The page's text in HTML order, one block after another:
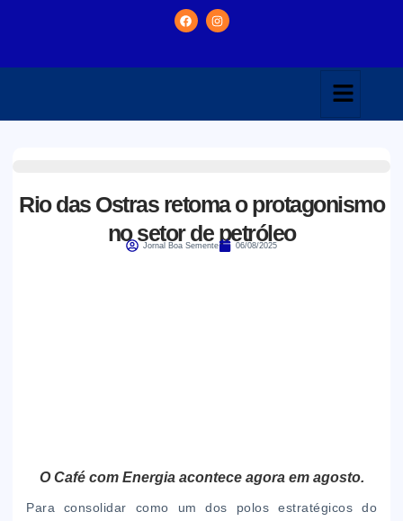
Rio das Ostras retoma o protagonismo
no setor de petróleo
Jornal Boa Semente 06/08/2025
O Café com Energia acontece agora em agosto.
Para consolidar como um dos polos estratégicos do